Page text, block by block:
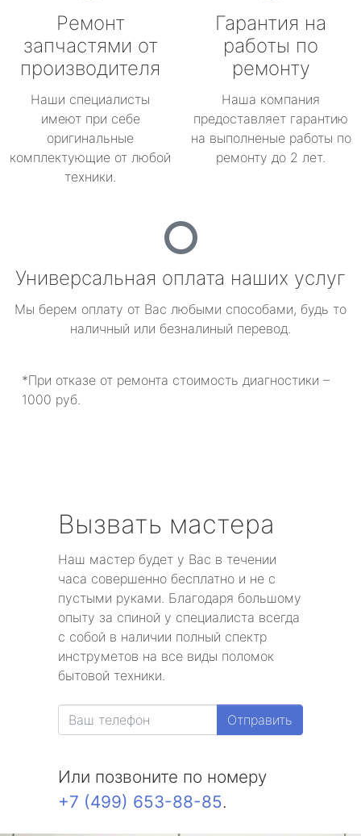
Ремонт
запчастями от
производителя
Наши специалисты
имеют при себе
оригинальные
комплектующие от любой
техники.
Гарантия на
работы по
ремонту
Наша компания
предоставляет гарантию
на выполненые работы по
ремонту до 2 лет.
Универсальная оплата наших услуг
Мы берем оплату от Вас любыми способами, будь то
наличный или безналиный перевод.
*При отказе от ремонта стоимость диагностики –
1000 руб.
Вызвать мастера
Наш мастер будет у Вас в течении
часа совершенно бесплатно и не с
пустыми руками. Благодаря большому
опыту за спиной у специалиста всегда
с собой в наличии полный спектр
инструметов на все виды поломок
бытовой техники.
Отправить
Или позвоните по номеру
+7 (499) 653-88-85.